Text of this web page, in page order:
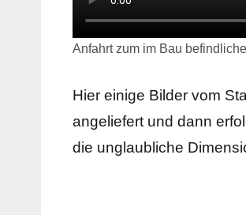
Anfahrt zum im Bau
Hier einige Bilder vom
angeliefert und dann
die unglaubliche